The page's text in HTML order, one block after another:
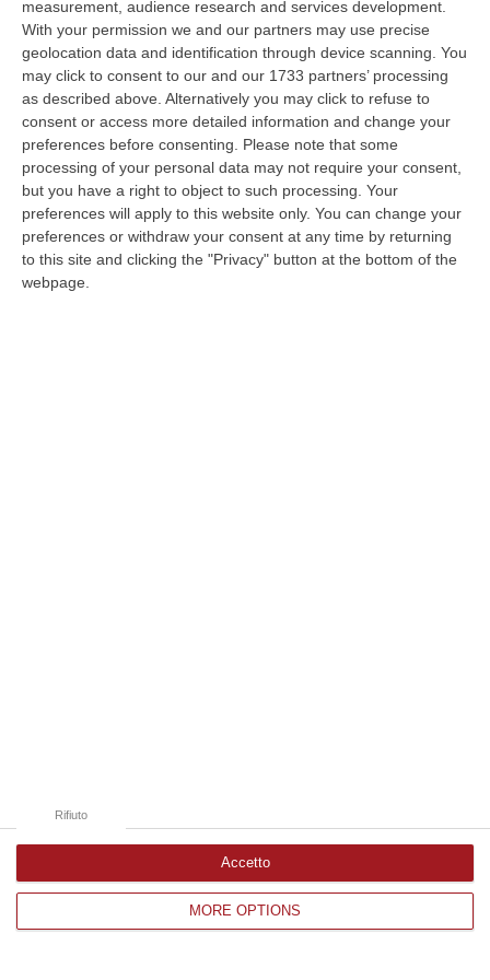
measurement, audience research and services development.
With your permission we and our partners may use precise
geolocation data and identification through device scanning. You
may click to consent to our and our 1733 partners’ processing
as described above. Alternatively you may click to refuse to
consent or access more detailed information and change your
preferences before consenting.
Please note that some
processing of your personal data may not require your consent,
but you have a right to object to such processing. Your
preferences will apply to this website only. You can change your
preferences or withdraw your consent at any time by returning
to this site and clicking the "Privacy" button at the bottom of the
webpage.
MORE OPTIONS
Rifiuto
Accetto
07 Agosto, 22:02
Renzi: «Conte? Sarebbe Delittuoso Vannaccizzare La Coalizione»
“ROMA «Conte sta giocando la sua partita, vedremo se le primarie si
faranno, quando e con che formato, se a due Conte-Schlein o se ci
sarann…
07 Agosto, 21:35
Meteo, Altri 10 Giorni Di Caldo Estremo
“ROMA La tregua varrà fino a domani: dopo il record di ieri con il bollino
rosso per tutte le 27 città monitorate e oggi con 26 allerte mass…
07 Agosto, 20:33
Corriere delle Calabria è una testata giornalistica di News&Com S.r.l